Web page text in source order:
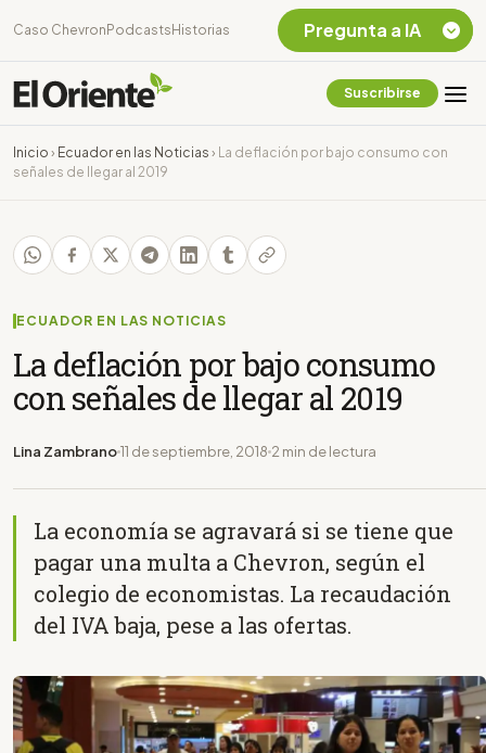
Caso Chevron Podcasts Historias
Suscribirse
Inicio › Ecuador en las Noticias ›
La deflación por bajo consumo con
señales de llegar al 2019
ECUADOR EN LAS NOTICIAS
La deflación por bajo consumo
con señales de llegar al 2019
Lina Zambrano11 de septiembre, 2018 2 min de lectura
La economía se agravará si se tiene que
pagar una multa a Chevron, según el
colegio de economistas. La recaudación
del IVA baja, pese a las ofertas.
Pregunta a IA
Chevron Ecuador